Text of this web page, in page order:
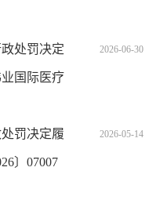
处罚决定
国际医疗
2026-06-30
罚决定履
〕07007
2026-05-14